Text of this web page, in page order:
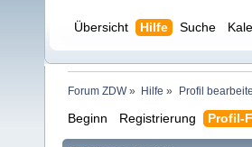
Übersicht Hilfe Suche
Forum ZDW» Hilfe » Profil
Beginn Registrierung Profil-